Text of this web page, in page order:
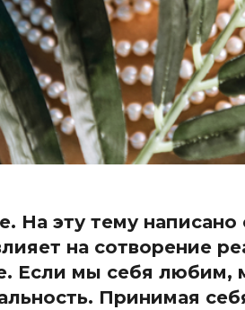
эту тему написано
на сотворение
Если мы себя любим,
Принимая